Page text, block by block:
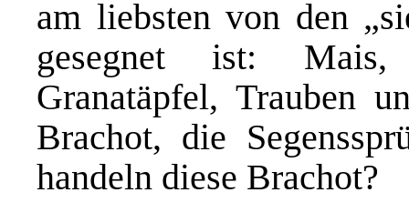
am liebsten von den
gesegnet ist:
Granatäpfel, Trauben
Brachot, die
handeln diese Brachot?